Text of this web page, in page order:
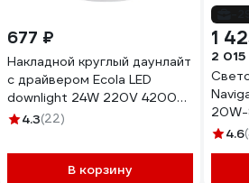
677 ₽
Накладной круглый даунлайт
с драйвером Ecola LED
downlight 24W 220V 4200K
285x32 DRSV24ELC
4.3(22)
В корзину
1
2
20W-
4.6